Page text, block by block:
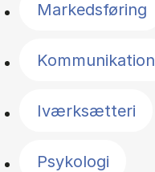
Markedsføring
Kommunikation
Iværksætteri
Psykologi